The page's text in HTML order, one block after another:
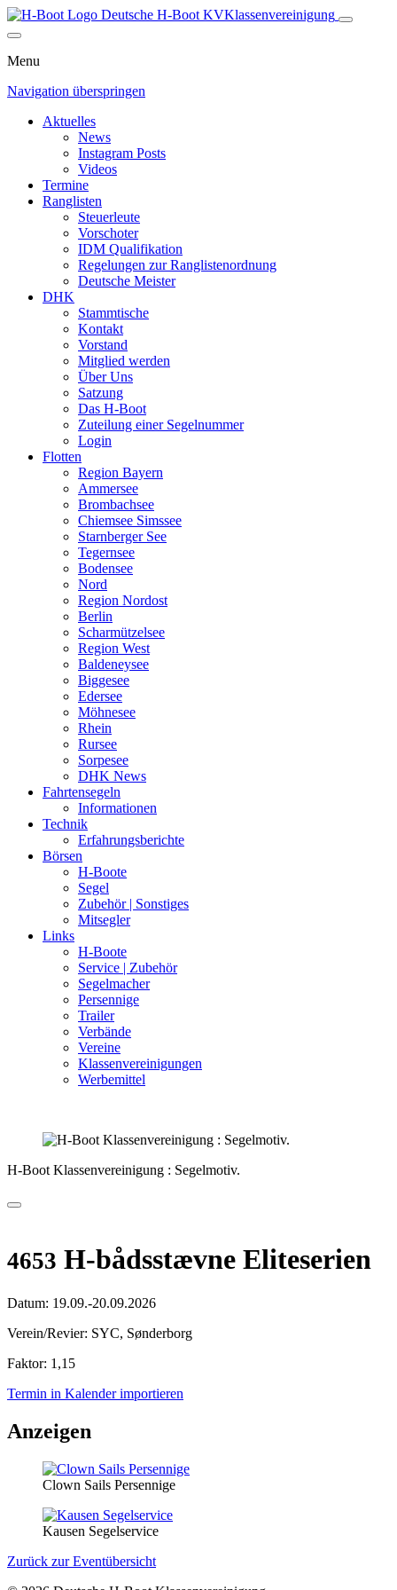
Deutsche H-Boot KVKlassenvereinigung
Menu
Navigation überspringen
Aktuelles
News
Instagram Posts
Videos
Termine
Ranglisten
Steuerleute
Vorschoter
IDM Qualifikation
Regelungen zur Ranglistenordnung
Deutsche Meister
DHK
Stammtische
Kontakt
Vorstand
Mitglied werden
Über Uns
Satzung
Das H-Boot
Zuteilung einer Segelnummer
Login
Flotten
Region Bayern
Ammersee
Brombachsee
Chiemsee Simssee
Starnberger See
Tegernsee
Bodensee
Nord
Region Nordost
Berlin
Scharmützelsee
Region West
Baldeneysee
Biggesee
Edersee
Möhnesee
Rhein
Rursee
Sorpesee
DHK News
Fahrtensegeln
Informationen
Technik
Erfahrungsberichte
Börsen
H-Boote
Segel
Zubehör | Sonstiges
Mitsegler
Links
H-Boote
Service | Zubehör
Segelmacher
Persennige
Trailer
Verbände
Vereine
Klassenvereinigungen
Werbemittel
H-Boot Klassenvereinigung : Segelmotiv.
4653 H-bådsstævne Eliteserien
Datum: 19.09.-20.09.2026
Verein/Revier: SYC, Sønderborg
Faktor: 1,15
Termin in Kalender importieren
Anzeigen
Clown Sails Persennige
Kausen Segelservice
Zurück zur Eventübersicht